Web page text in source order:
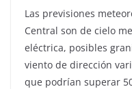
Las previsiones
Central son de cielo
eléctrica, posibles
viento de dirección
que podrían superar